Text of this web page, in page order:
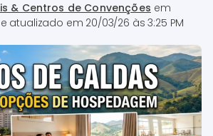
& Centros de Convenções em
e atualizado em 20/03/26 às 3:25 PM